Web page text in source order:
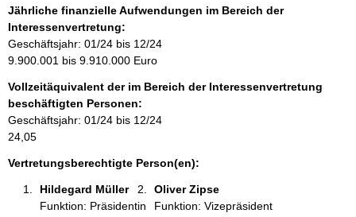
f
o
r
m
t
i
o
n
e
Jährliche finanzielle Aufwendungen im Bereich der
Interessenvertretung:
Geschäftsjahr: 01/24 bis 12/24
9.900.001 bis 9.910.000 Euro
Vollzeitäquivalent der im Bereich der Interessenvertretung
beschäftigten Personen:
Geschäftsjahr: 01/24 bis 12/24
24,05
Vertretungsberechtigte Person(en):
Hildegard Müller
Funktion: Präsidentin
Oliver Zipse
Funktion: Vizepräsident